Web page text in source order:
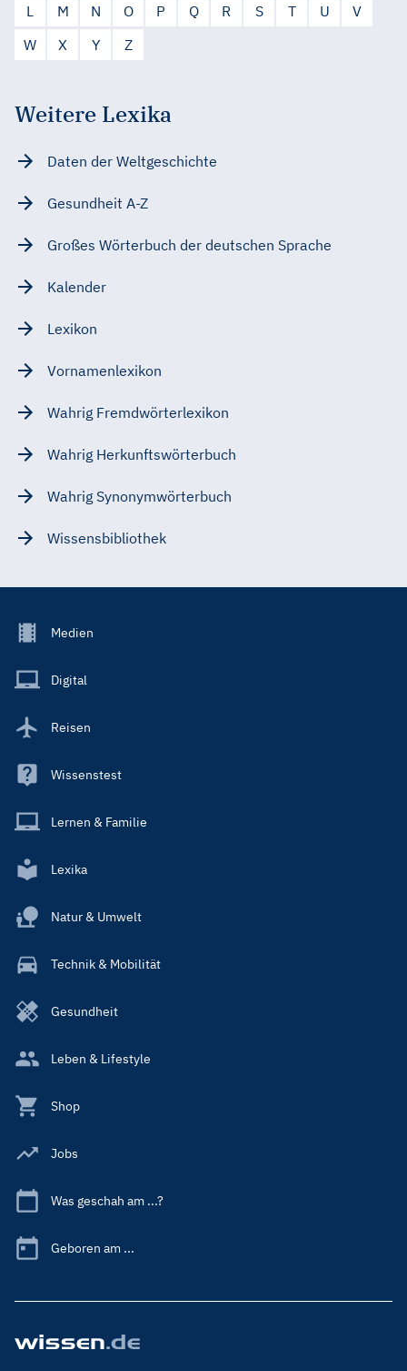
L
M N O P Q R S T U
V
W
X Y Z
Weitere Lexika
Daten der Weltgeschichte
Gesundheit A-Z
Großes Wörterbuch der deutschen Sprache
Kalender
Lexikon
Vornamenlexikon
Wahrig Fremdwörterlexikon
Wahrig Herkunftswörterbuch
Wahrig Synonymwörterbuch
Wissensbibliothek
Footer
Main
Medien
Digital
Reisen
Wissenstest
Lernen & Familie
Lexika
Natur & Umwelt
Technik & Mobilität
Gesundheit
Leben & Lifestyle
Shop
Jobs
Was geschah am ...?
Geboren am ...